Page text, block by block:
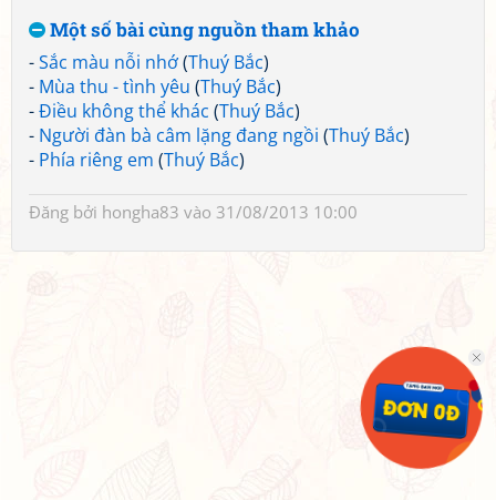
Một số bài cùng nguồn tham khảo
-Sắc màu nỗi nhớ(Thuý Bắc)
- Mùa thu - tình yêu (Thuý Bắc)
-Điều không thể khác (Thuý Bắc)
- Người đàn bà câm lặng đang ngồi (Thuý Bắc)
- Phía riêng em (Thuý Bắc)
Đăng bởi hongha83 vào 31/08/2013 10:00